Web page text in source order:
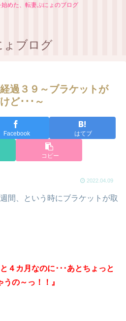
めた、転妻ぷにょのブログ
ょブログ
過３９～ブラケットが
ど･･･～
Facebook はてブ
コピー
2022.04.09
間、という時にブラケットが取
４カ月なのに･･･あとちょっと
の～っ！！』